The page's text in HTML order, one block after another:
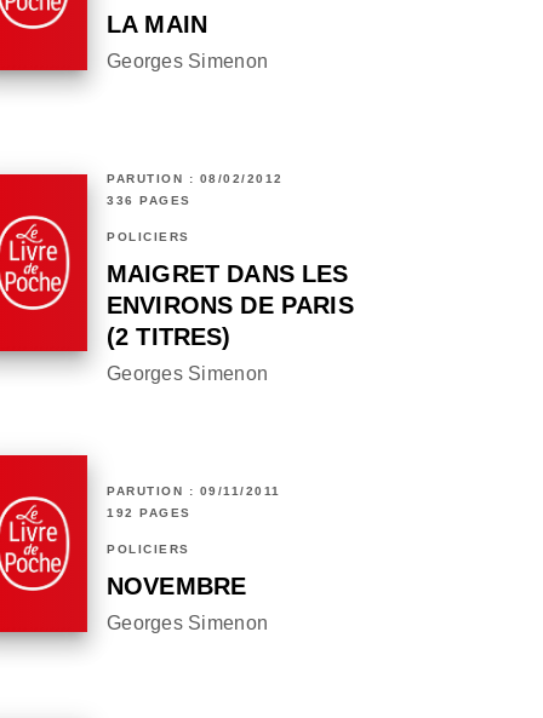
LA MAIN
Georges Simenon
PARUTION : 08/02/2012
336 PAGES
POLICIERS
MAIGRET DANS LES
ENVIRONS DE PARIS
(2 TITRES)
Georges Simenon
PARUTION : 09/11/2011
192 PAGES
POLICIERS
NOVEMBRE
Georges Simenon